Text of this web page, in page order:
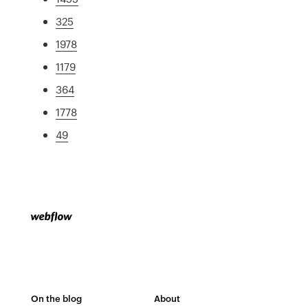
325
1978
1179
364
1778
49
On the blog About